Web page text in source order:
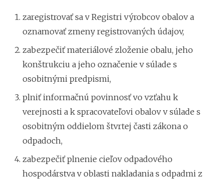
zaregistrovať sa v Registri výrobcov obalov a
oznamovať zmeny registrovaných údajov,
zabezpečiť materiálové zloženie obalu, jeho
konštrukciu a jeho označenie v súlade s
osobitnými predpismi,
plniť informačnú povinnosť vo vzťahu k
verejnosti a k spracovateľovi obalov v súlade s
osobitným oddielom štvrtej časti zákona o
odpadoch,
zabezpečiť plnenie cieľov odpadového
hospodárstva v oblasti nakladania s odpadmi z